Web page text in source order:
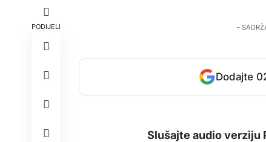
PODIJELI -
Dodajte
Slušajte audio verziju